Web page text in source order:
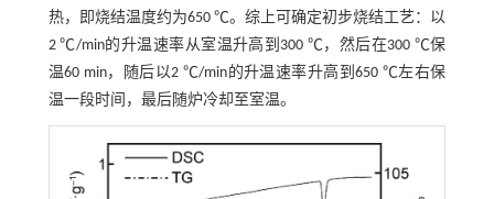
热，即烧结温度约为650 ℃。综上可确定初步烧结工艺：以
2 ℃/min的升温速率从室温升高到300 ℃，然后在300 ℃保
温60 min，随后以2 ℃/min的升温速率升高到650 ℃左右保
温一段时间，最后随炉冷却至室温。